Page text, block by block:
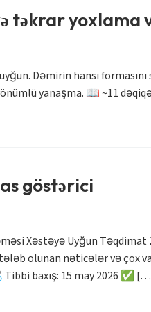
təkrar yoxlama
Dəmirin hansı
yanaşma. 📖 ~11
göstərici
Xəstəyə Uyğun
olunan nəticələr və çox
Tibbi baxış: 15 may 2026 ✅